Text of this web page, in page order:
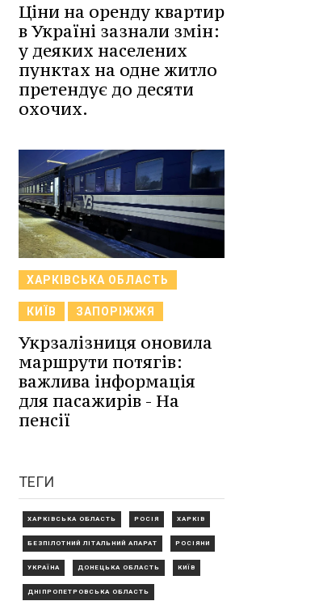
Ціни на оренду квартир
в Україні зазнали змін:
у деяких населених
пунктах на одне житло
претендує до десяти
охочих.
ХАРКІВСЬКА ОБЛАСТЬ
КИЇВ ЗАПОРІЖЖЯ
Укрзалізниця оновила
маршрути потягів:
важлива інформація
для пасажирів - На
пенсії
ТЕГИ
ХАРКІВСЬКА ОБЛАСТЬ РОСІЯ ХАРКІВ
БЕЗПІЛОТНИЙ ЛІТАЛЬНИЙ АПАРАТ РОСІЯНИ
УКРАЇНА ДОНЕЦЬКА ОБЛАСТЬ КИЇВ
ДНІПРОПЕТРОВСЬКА ОБЛАСТЬ